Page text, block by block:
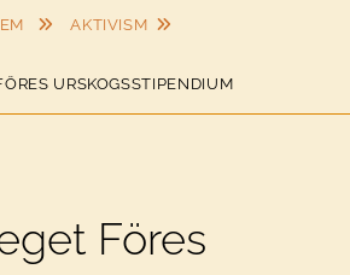
AKTIVISM
URSKOGSSTIPENDIUM
Föres